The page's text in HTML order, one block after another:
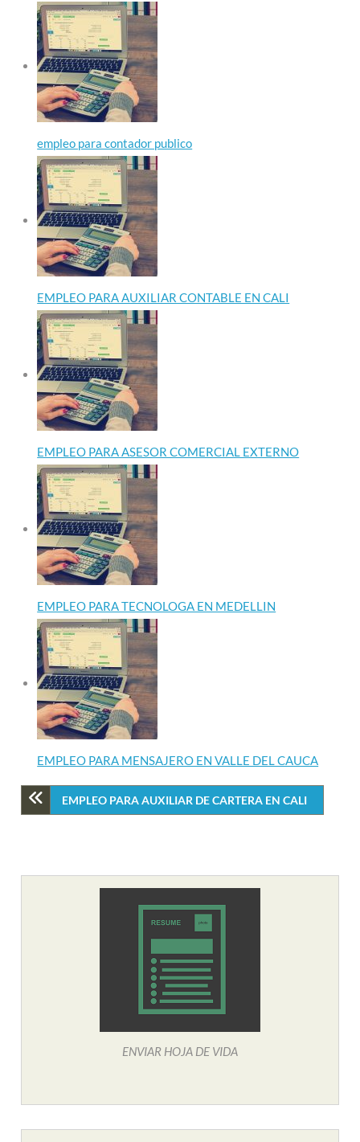
empleo para contador publico
EMPLEO PARA AUXILIAR CONTABLE EN CALI
EMPLEO PARA ASESOR COMERCIAL EXTERNO
EMPLEO PARA TECNOLOGA EN MEDELLIN
EMPLEO PARA MENSAJERO EN VALLE DEL CAUCA
EMPLEO PARA AUXILIAR DE CARTERA EN CALI
ENVIAR HOJA DE VIDA